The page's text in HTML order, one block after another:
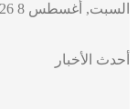
السبت, أغسطس 8 2026
أحدث الأخبار